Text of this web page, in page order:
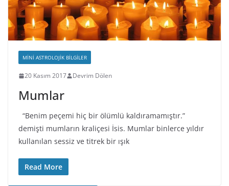
MINI ASTROLOJIK BILGILER
20 Kasım 2017 Devrim Dölen
Mumlar
“Benim peçemi hiç bir ölümlü kaldıramamıştır.”
demişti mumların kraliçesi İsis. Mumlar binlerce yıldır
kullanılan sessiz ve titrek bir ışık
Read More